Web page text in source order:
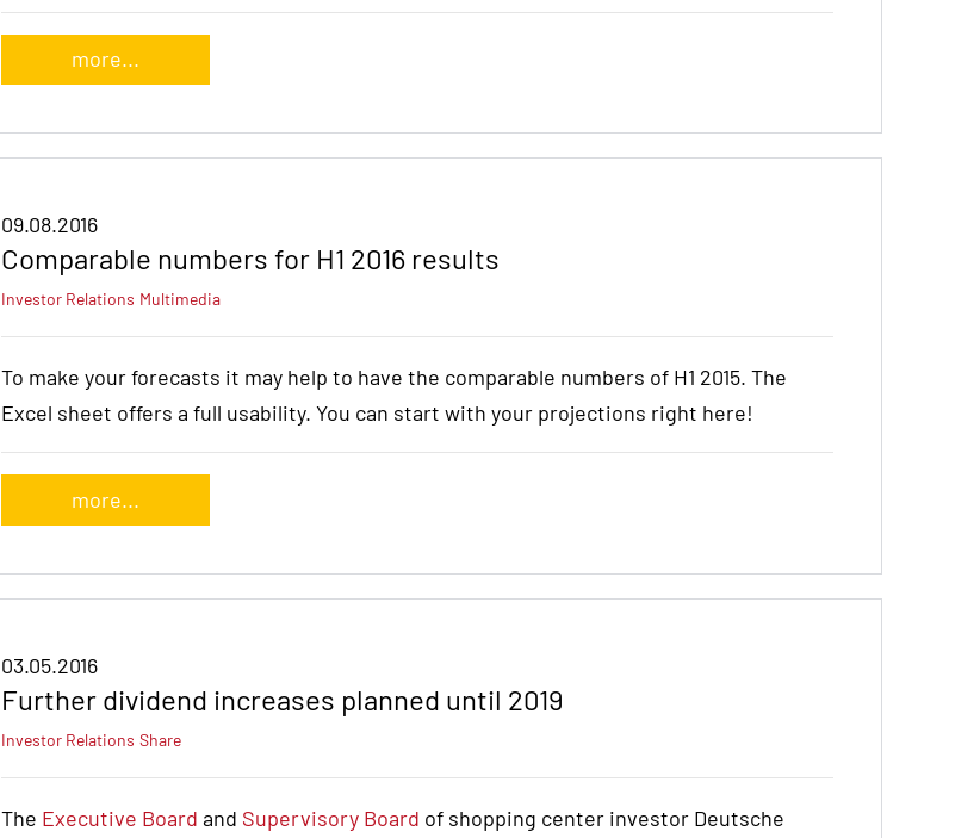
more...
09.08.2016
Comparable numbers for H1 2016 results
Investor Relations Multimedia
To make your forecasts it may help to have the comparable numbers of H1 2015. The
Excel sheet offers a full usability. You can start with your projections right here!
more...
03.05.2016
Further dividend increases planned until 2019
Investor Relations Share
The Executive Board and Supervisory Board of shopping center investor Deutsche